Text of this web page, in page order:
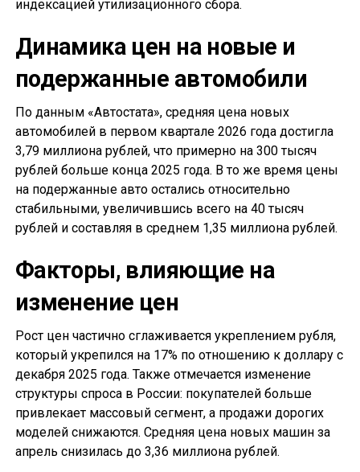
индексацией утилизационного сбора.
Динамика цен на новые и
подержанные автомобили
По данным «Автостата», средняя цена новых
автомобилей в первом квартале 2026 года достигла
3,79 миллиона рублей, что примерно на 300 тысяч
рублей больше конца 2025 года. В то же время цены
на подержанные авто остались относительно
стабильными, увеличившись всего на 40 тысяч
рублей и составляя в среднем 1,35 миллиона рублей.
Факторы, влияющие на
изменение цен
Рост цен частично сглаживается укреплением рубля,
который укрепился на 17% по отношению к доллару с
декабря 2025 года. Также отмечается изменение
структуры спроса в России: покупателей больше
привлекает массовый сегмент, а продажи дорогих
моделей снижаются. Средняя цена новых машин за
апрель снизилась до 3,36 миллиона рублей.